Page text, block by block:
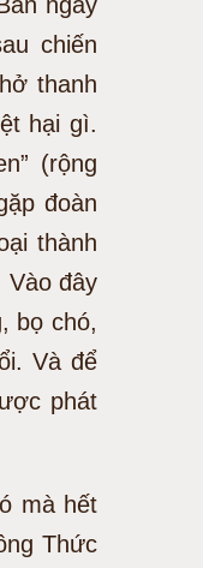
chiến
thanh
hại gì.
(rộng
đoàn
thành
Vào đây
bọ chó,
Và để
phát
mà hết
Thức